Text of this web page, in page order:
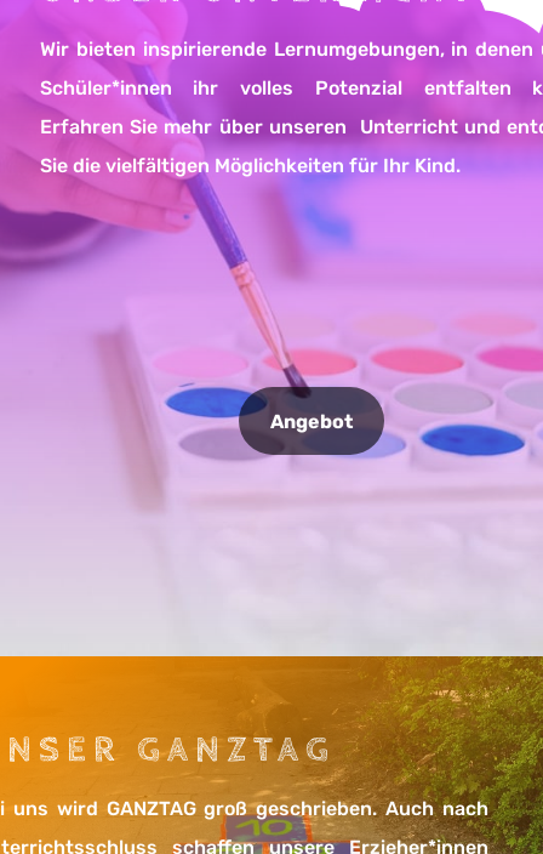
Wir bieten inspirierende Lernumgebungen, in denen
Schüler*innen ihr volles Potenzial entfalten
Erfahren Sie mehr über unseren Unterricht und
Sie die vielfältigen Möglichkeiten für Ihr Kind.
Angebot
GANZTAG
uns wird GANZTAG groß geschrieben. Auch nach
schaffen unsere Erzieher*innen